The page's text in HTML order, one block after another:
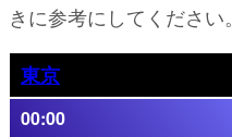
きに参考にしてください。
東京
00:00